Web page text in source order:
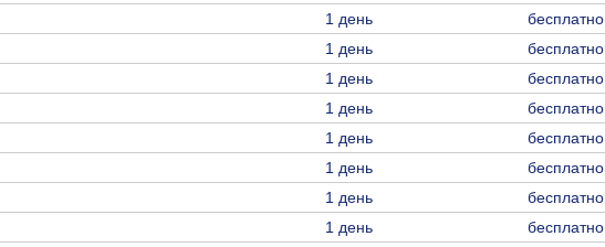
1 день
бесплатно
1 день
бесплатно
1 день
бесплатно
1 день
бесплатно
1 день
бесплатно
1 день
бесплатно
1 день
бесплатно
1 день
бесплатно